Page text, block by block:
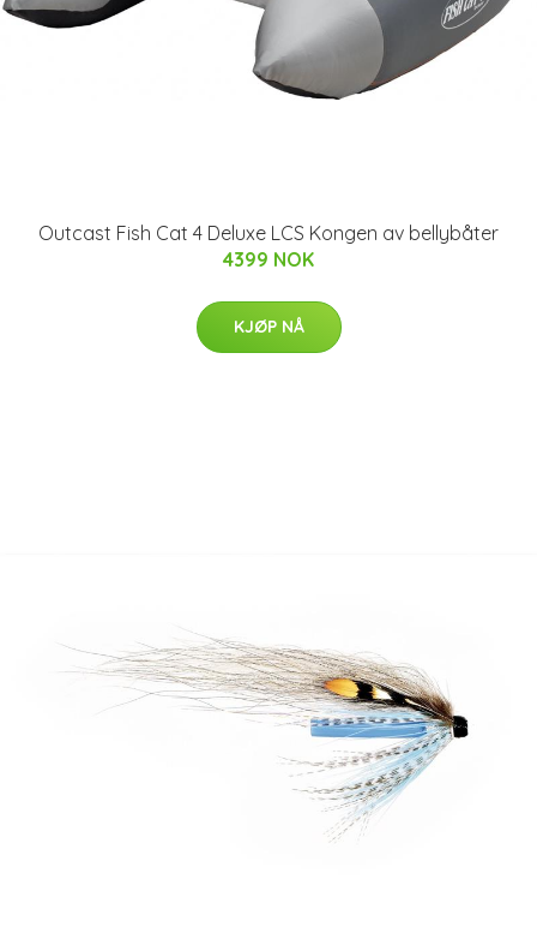
Outcast Fish Cat 4 Deluxe LCS Kongen av bellybåter
4399 NOK
KJØP NÅ